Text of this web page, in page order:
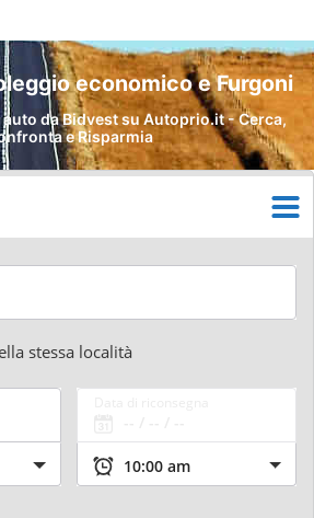
economico e Furgoni
da Bidvest su Autoprio.it - Cerca,
e Risparmia
stessa località